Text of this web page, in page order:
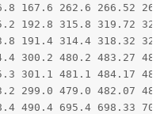
262.6 266.52
315.8 319.72
314.4 318.32
480.2 483.27
481.1 484.17
299.0 479.0 482.07
490.4 695.4 698.33